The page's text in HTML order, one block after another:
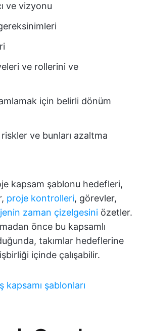
ve vizyonu
ve rollerini ve
için belirli dönüm
ve bunları azaltma
kapsam şablonu hedefleri,
proje kontrolleri, görevler,
zaman çizelgesini özetler.
önce bu kapsamlı
takımlar hedeflerine
içinde çalışabilir.
kapsamı şablonları